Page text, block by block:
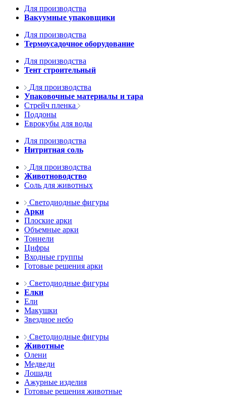
Для производства
Вакуумные упаковщики
Для производства
Термоусадочное оборудование
Для производства
Тент строительный
Для производства
Упаковочные материалы и тара
Стрейч пленка
Поддоны
Еврокубы для воды
Для производства
Нитритная соль
Для производства
Животноводство
Соль для животных
Светодиодные фигуры
Арки
Плоские арки
Объемные арки
Тоннели
Цифры
Входные группы
Готовые решения арки
Светодиодные фигуры
Елки
Ели
Макушки
Звездное небо
Светодиодные фигуры
Животные
Олени
Медведи
Лошади
Ажурные изделия
Готовые решения животные